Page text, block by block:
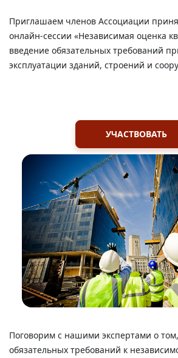
Приглашаем членов Ассоциации
онлайн-сессии «Независимая оценка
введение обязательных требований
эксплуатации зданий, строений и
УЧАСТВОВАТЬ
Поговорим с нашими экспертами о
обязательных требований к